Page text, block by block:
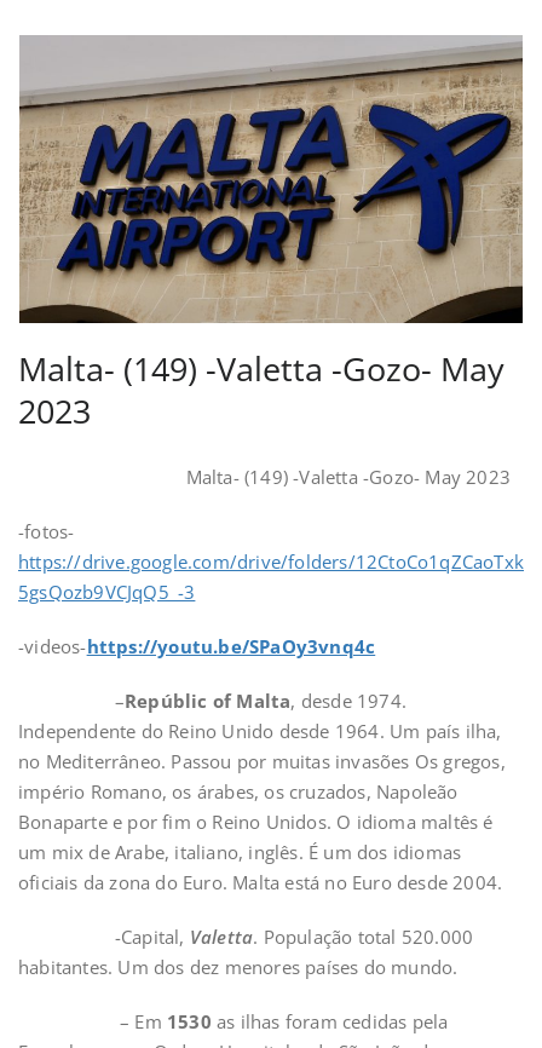
Malta- (149) -Valetta -Gozo- May
2023
Malta- (149) -Valetta -Gozo- May 2023
-fotos-
https://drive.google.com/drive/folders/12CtoCo1qZCaoTxk
5gsQozb9VCJqQ5_-3
-videos-https://youtu.be/SPaOy3vnq4c
–Repúblic of Malta, desde 1974.
Independente do Reino Unido desde 1964. Um país ilha,
no Mediterrâneo. Passou por muitas invasões Os gregos,
império Romano, os árabes, os cruzados, Napoleão
Bonaparte e por fim o Reino Unidos. O idioma maltês é
um mix de Arabe, italiano, inglês. É um dos idiomas
oficiais da zona do Euro. Malta está no Euro desde 2004.
-Capital, Valetta. População total 520.000
habitantes. Um dos dez menores países do mundo.
– Em 1530 as ilhas foram cedidas pela